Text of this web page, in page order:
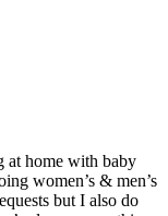
at home with baby
women’s & men’s
but I also do